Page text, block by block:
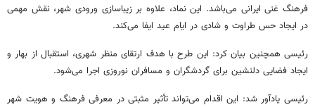
فرهنگ غنی ایرانی می‌باشد. این نماد، علاوه بر زیباسازی ورودی شهر، نقش مهمی
در ایجاد حس طراوت و شادی در ایام عید ایفا می‌کند.
رئیسی همچنین بیان کرد: این طرح با هدف ارتقای منظر شهری، استقبال از بهار و
ایجاد فضایی دلنشین برای گردشگران و مسافران نوروزی اجرا می‌شود.
رئیسی یادآور شد: این اقدام می‌تواند تأثیر مثبتی در معرفی فرهنگ و هویت شهر